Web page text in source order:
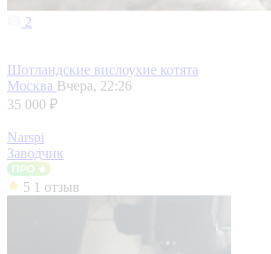
2
Шотландские вислоухие котята
Москва Вчера, 22:26
35 000 ₽
Narspi
Заводчик
5 1 отзыв